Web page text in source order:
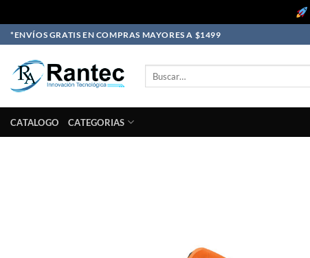
Skip
to
content
*ENVÍOS GRATIS EN COMPRAS MAYORES A $1499
CATALOGO CATEGORIAS